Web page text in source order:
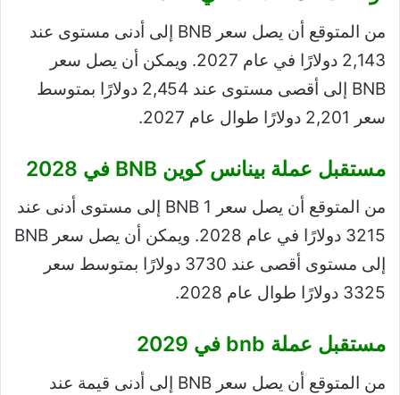
من المتوقع أن يصل سعر BNB إلى أدنى مستوى عند
2,143 دولارًا في عام 2027. ويمكن أن يصل سعر
BNB إلى أقصى مستوى عند 2,454 دولارًا بمتوسط ​​
سعر 2,201 دولارًا طوال عام 2027.
مستقبل عملة بينانس كوين BNB في 2028
من المتوقع أن يصل سعر 1 BNB إلى مستوى أدنى عند
3215 دولارًا في عام 2028. ويمكن أن يصل سعر BNB
إلى مستوى أقصى عند 3730 دولارًا بمتوسط ​​سعر
3325 دولارًا طوال عام 2028.
مستقبل عملة bnb في 2029
من المتوقع أن يصل سعر BNB إلى أدنى قيمة عند